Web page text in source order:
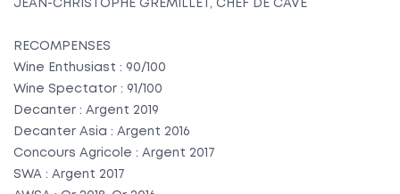
JEAN-CHRISTOPHE GREMILLET, CHEF DE CAVE
RECOMPENSES
Wine Enthusiast : 90/100
Wine Spectator : 91/100
Decanter : Argent 2019
Decanter Asia : Argent 2016
Concours Agricole : Argent 2017
SWA : Argent 2017